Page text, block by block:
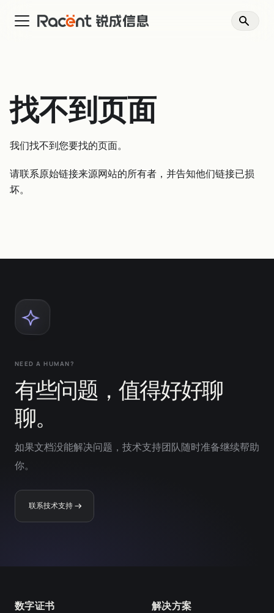
找不到页面
我们找不到您要找的页面。
请联系原始链接来源网站的所有者，并告知他们链接已损
坏。
NEED A HUMAN?
有些问题，值得好好聊
聊。
如果文档没能解决问题，技术支持团队随时准备继续帮助
你。
联系技术支持
数字证书
解决方案